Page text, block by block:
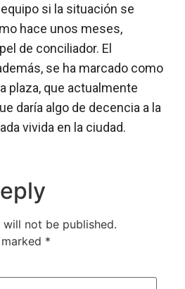
si la situación se
hace unos meses,
de conciliador. El
se ha marcado como
plaza, que actualmente
daría algo de decencia a la
vivida en la ciudad.
not be published.
*